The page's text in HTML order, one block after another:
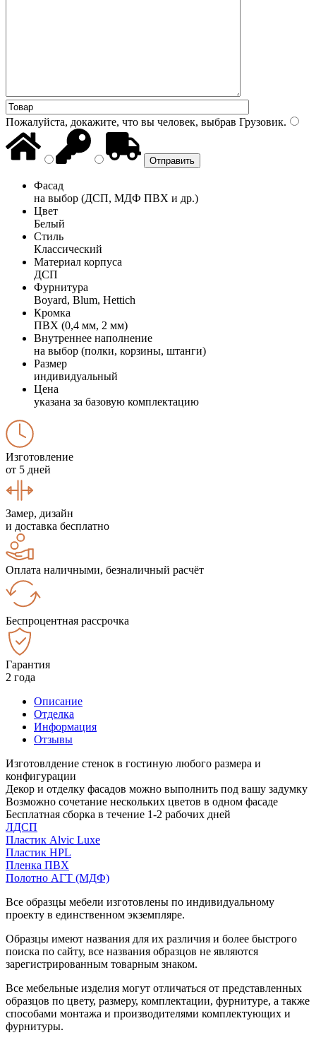
Пожалуйста, докажите, что вы человек, выбрав Грузовик.
Фасад
на выбор (ДСП, МДФ ПВХ и др.)
Цвет
Белый
Стиль
Классический
Материал корпуса
ДСП
Фурнитура
Boyard, Blum, Hettich
Кромка
ПВХ (0,4 мм, 2 мм)
Внутреннее наполнение
на выбор (полки, корзины, штанги)
Размер
индивидуальный
Цена
указана за базовую комплектацию
Изготовление
от 5 дней
Замер, дизайн
и доставка бесплатно
Оплата наличными, безналичный расчёт
Беспроцентная рассрочка
Гарантия
2 года
Описание
Отделка
Информация
Отзывы
Изготовлдение стенок в гостиную любого размера и
конфигурации
Декор и отделку фасадов можно выполнить под вашу задумку
Возможно сочетание нескольких цветов в одном фасаде
Бесплатная сборка в течение 1-2 рабочих дней
ЛДСП
Пластик Alvic Luxe
Пластик HPL
Пленка ПВХ
Полотно АГТ (МДФ)
Все образцы мебели изготовлены по индивидуальному
проекту в единственном экземпляре.
Образцы имеют названия для их различия и более быстрого
поиска по сайту, все названия образцов не являются
зарегистрированным товарным знаком.
Все мебельные изделия могут отличаться от представленных
образцов по цвету, размеру, комплектации, фурнитуре, а также
способами монтажа и производителями комплектующих и
фурнитуры.